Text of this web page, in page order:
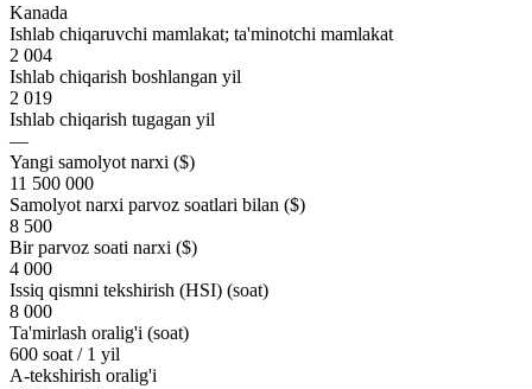
Kanada
Ishlab chiqaruvchi mamlakat; ta'minotchi mamlakat
2 004
Ishlab chiqarish boshlangan yil
2 019
Ishlab chiqarish tugagan yil
—
Yangi samolyot narxi ($)
11 500 000
Samolyot narxi parvoz soatlari bilan ($)
8 500
Bir parvoz soati narxi ($)
4 000
Issiq qismni tekshirish (HSI) (soat)
8 000
Ta'mirlash oralig'i (soat)
600 soat / 1 yil
A-tekshirish oralig'i